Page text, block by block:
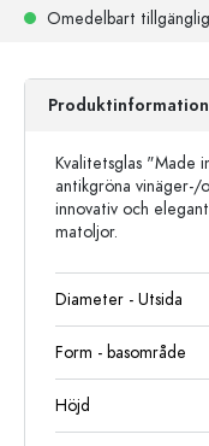
Omedelbart
Produktinformation
Kvalitetsglas "Made
antikgröna
innovativ och
matoljor.
Diameter - Utsida
Form - basområde
Höjd